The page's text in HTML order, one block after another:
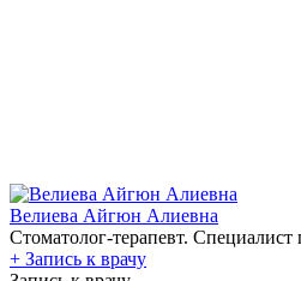
Велиева Айгюн Алиевна
Стоматолог-терапевт. Специалист
+ Запись к врачу